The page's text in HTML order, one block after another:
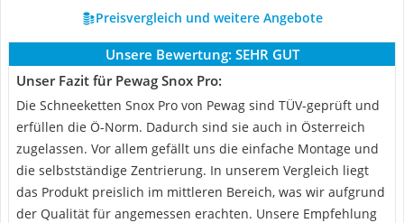
Preisvergleich und weitere Angebote
Unsere Bewertung: SEHR GUT
Unser Fazit für Pewag Snox Pro:
Die Schneeketten Snox Pro von Pewag sind TÜV-geprüft und
erfüllen die Ö-Norm. Dadurch sind sie auch in Österreich
zugelassen. Vor allem gefällt uns die einfache Montage und
die selbstständige Zentrierung. In unserem Vergleich liegt
das Produkt preislich im mittleren Bereich, was wir aufgrund
der Qualität für angemessen erachten. Unsere Empfehlung